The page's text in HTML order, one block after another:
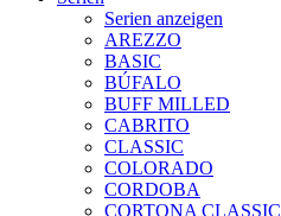
Serien anzeigen
AREZZO
BASIC
BÚFALO
BUFF MILLED
CABRITO
CLASSIC
COLORADO
CORDOBA
CORTONA CLASSIC